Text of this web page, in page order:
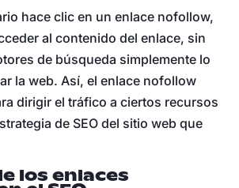
hace clic en un enlace nofollow,
al contenido del enlace, sin
de búsqueda simplemente lo
la web. Así, el enlace nofollow
dirigir el tráfico a ciertos recursos
de SEO del sitio web que
los enlaces